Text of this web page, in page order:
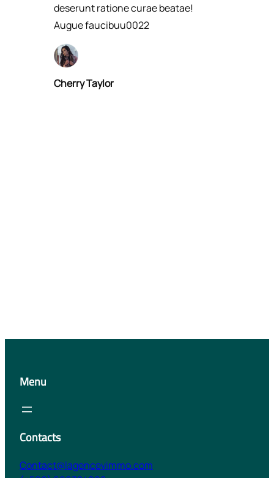
deserunt ratione curae beatae!
Augue faucibuu0022​
Cherry Taylor​
Menu
Contacts
Contact@lagencevimmo.com